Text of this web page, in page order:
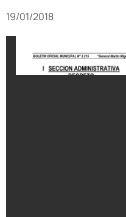
19/01/2018